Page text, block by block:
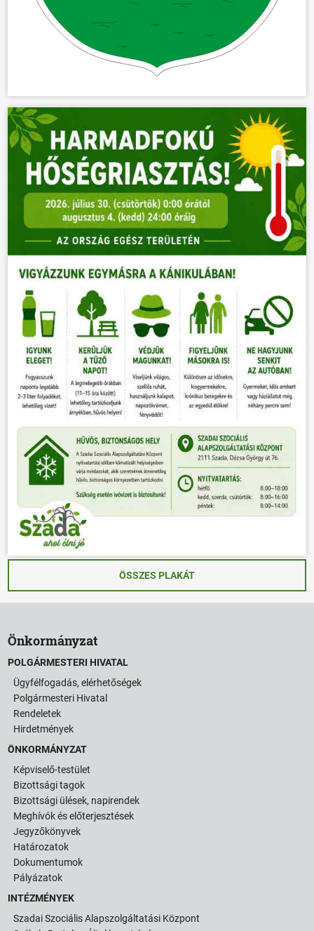
HÍREK
VÁLASZTÁSOK
ÖSSZES PLAKÁT
Önkormányzat
POLGÁRMESTERI HIVATAL
Ügyfélfogadás, elérhetőségek
Polgármesteri Hivatal
Rendeletek
Hirdetmények
ÖNKORMÁNYZAT
Képviselő-testület
Bizottsági tagok
Bizottsági ülések, napirendek
Meghívók és előterjesztések
Jegyzőkönyvek
Határozatok
Dokumentumok
Pályázatok
INTÉZMÉNYEK
Szadai Szociális Alapszolgáltatási Központ